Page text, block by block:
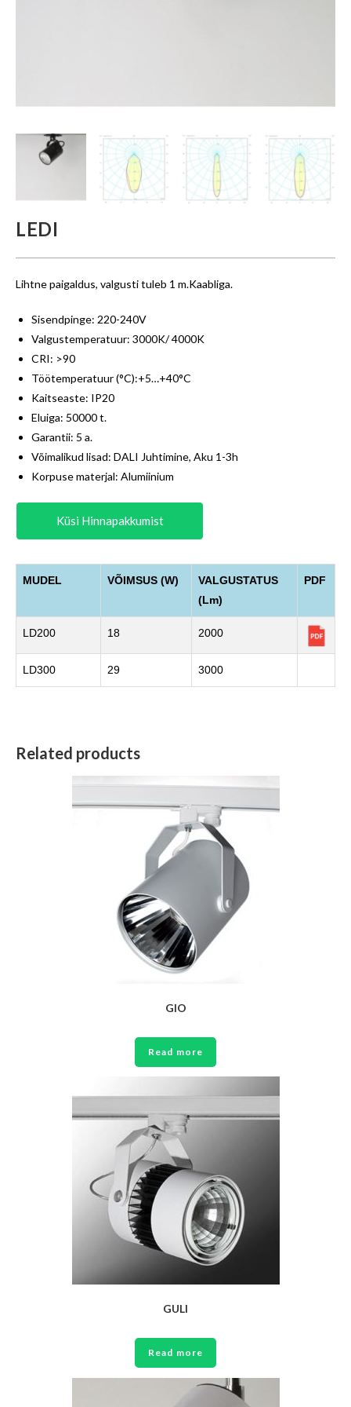
LEDI
Lihtne paigaldus, valgusti tuleb 1 m.Kaabliga.
Sisendpinge: 220-240V
Valgustemperatuur: 3000K/ 4000K
CRI: >90
Töötemperatuur (°C):+5…+40°C
Kaitseaste: IP20
Eluiga: 50000 t.
Garantii: 5 a.
Võimalikud lisad: DALI Juhtimine, Aku 1-3h
Korpuse materjal: Alumiinium
Küsi Hinnapakkumist
MUDEL VÕIMSUS (W)
VALGUSTATUS
(Lm)
PDF
LD200 18 2000
LD300 29 3000
Related products
GIO
Read more
GULI
Read more